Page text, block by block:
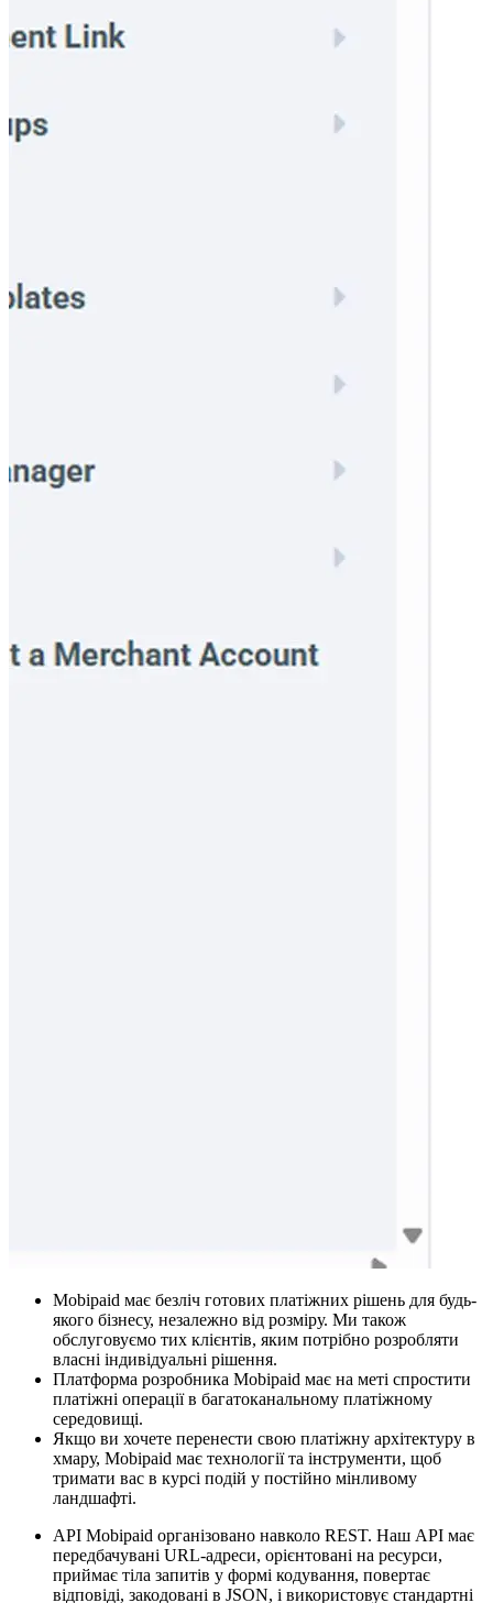
Mobipaid має безліч готових платіжних рішень для будь-
якого бізнесу, незалежно від розміру. Ми також
обслуговуємо тих клієнтів, яким потрібно розробляти
власні індивідуальні рішення.
Платформа розробника Mobipaid має на меті спростити
платіжні операції в багатоканальному платіжному
середовищі.
Якщо ви хочете перенести свою платіжну архітектуру в
хмару, Mobipaid має технології та інструменти, щоб
тримати вас в курсі подій у постійно мінливому
ландшафті.
API Mobipaid організовано навколо REST. Наш API має
передбачувані URL-адреси, орієнтовані на ресурси,
приймає тіла запитів у формі кодування, повертає
відповіді, закодовані в JSON, і використовує стандартні